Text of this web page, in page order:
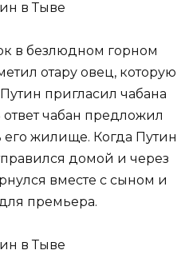
в безлюдном горном
отару овец, которую
пригласил чабана
чабан предложил
его жилище. Когда Путин
домой и через
вместе с сыном и
премьера.